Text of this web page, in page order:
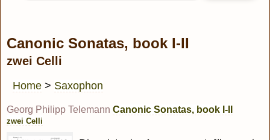
Canonic Sonatas, book I-II
zwei Celli
Home > Saxophon
Georg Philipp Telemann Canonic Sonatas, book I-II
zwei Celli